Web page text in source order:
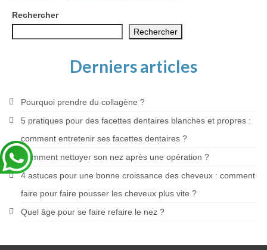
Rechercher
Rechercher
Derniers articles
Pourquoi prendre du collagène ?
5 pratiques pour des facettes dentaires blanches et propres :
comment entretenir ses facettes dentaires ?
Comment nettoyer son nez après une opération ?
4 astuces pour une bonne croissance des cheveux : comment
faire pour faire pousser les cheveux plus vite ?
Quel âge pour se faire refaire le nez ?